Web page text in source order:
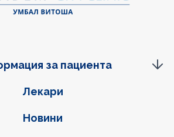
Лекари
Новини
за пациента